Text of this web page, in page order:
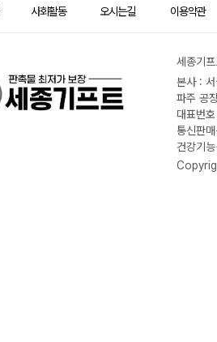
사회활동 오시는길 이용약관
세종기
본사 :
파주 공
대표번
통신판
건강기